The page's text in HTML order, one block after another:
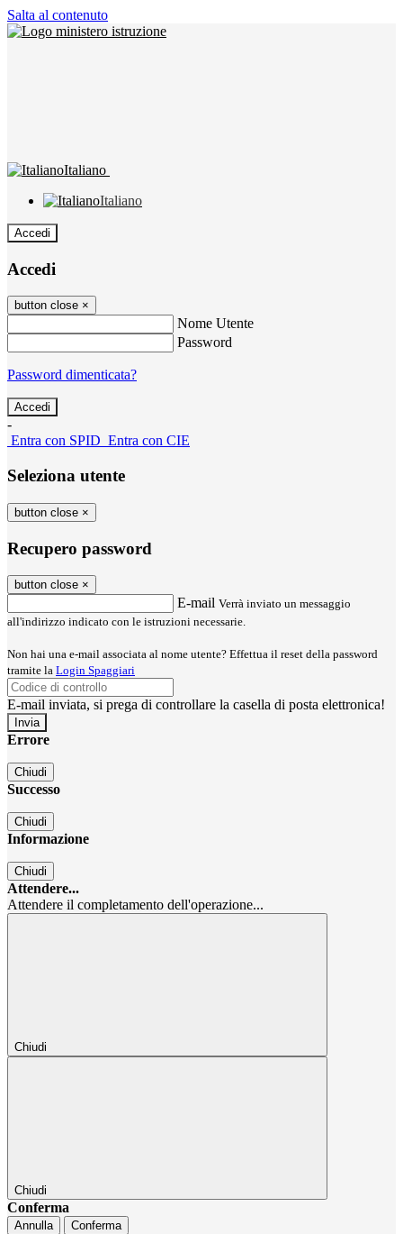
Salta al contenuto
Italiano
Italiano
Accedi
Accedi
button close ×
Nome Utente
Password
Password dimenticata?
-
Entra con SPID Entra con CIE
Seleziona utente
button close ×
Recupero password
button close ×
E-mail Verrà inviato un messaggio
all'indirizzo indicato con le istruzioni necessarie.
Non hai una e-mail associata al nome utente? Effettua il reset della password
tramite la Login Spaggiari
E-mail inviata, si prega di controllare la casella di posta elettronica!
Errore
Chiudi
Successo
Chiudi
Informazione
Chiudi
Attendere...
Attendere il completamento dell'operazione...
Chiudi
Chiudi
Conferma
Annulla Conferma